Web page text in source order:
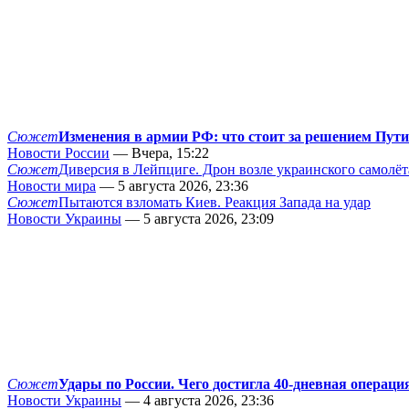
СюжетИзменения в армии РФ: что стоит за решением
Новости России — Вчера, 15:22
СюжетДиверсия в Лейпциге. Дрон возле украинского
Новости мира — 5 августа 2026, 23:36
СюжетПытаются взломать Киев. Реакция Запада на удар
Новости Украины — 5 августа 2026, 23:09
СюжетУдары по России. Чего достигла 40-дневная
Новости Украины — 4 августа 2026, 23:36